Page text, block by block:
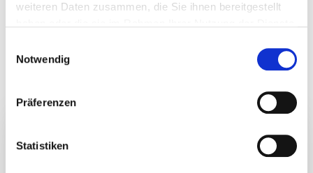
weiteren Daten zusammen, die Sie ihnen bereitgestellt
Notwendig
Präferenzen
Statistiken